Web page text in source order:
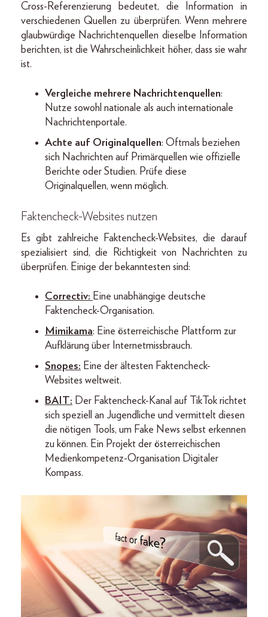
Cross-Referenzierung bedeutet, die Information in
verschiedenen Quellen zu überprüfen. Wenn mehrere
glaubwürdige Nachrichtenquellen dieselbe Information
berichten, ist die Wahrscheinlichkeit höher, dass sie wahr
ist.
Vergleiche mehrere Nachrichtenquellen:
Nutze sowohl nationale als auch internationale
Nachrichtenportale.
Achte auf Originalquellen: Oftmals beziehen
sich Nachrichten auf Primärquellen wie offizielle
Berichte oder Studien. Prüfe diese
Originalquellen, wenn möglich.
Faktencheck-Websites nutzen
Es gibt zahlreiche Faktencheck-Websites, die darauf
spezialisiert sind, die Richtigkeit von Nachrichten zu
überprüfen. Einige der bekanntesten sind:
Correctiv: Eine unabhängige deutsche
Faktencheck-Organisation.
Mimikama: Eine österreichische Plattform zur
Aufklärung über Internetmissbrauch.
Snopes: Eine der ältesten Faktencheck-
Websites weltweit.
BAIT: Der Faktencheck-Kanal auf TikTok richtet
sich speziell an Jugendliche und vermittelt diesen
die nötigen Tools, um Fake News selbst erkennen
zu können. Ein Projekt der österreichischen
Medienkompetenz-Organisation Digitaler
Kompass.